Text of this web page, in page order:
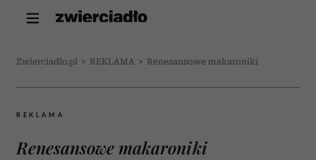
Zwierciadlo.pl > REKLAMA > Renesansowe makaroniki
REKLAMA
Renesansowe makaroniki